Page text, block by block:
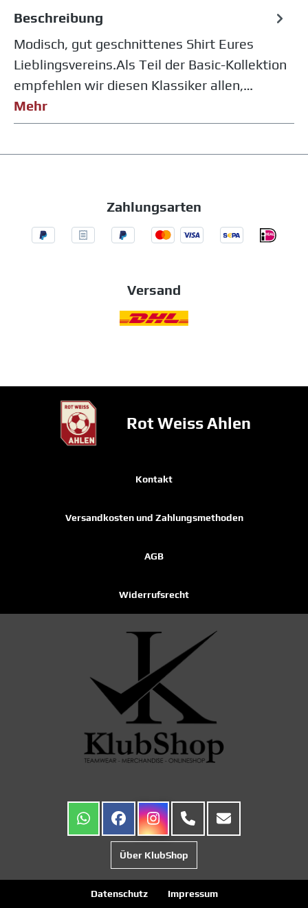
Beschreibung
Modisch, gut geschnittenes Shirt Eures
Lieblingsvereins.Als Teil der Basic-Kollektion
empfehlen wir diesen Klassiker allen,…
Mehr
Zahlungsarten
Versand
Rot Weiss Ahlen
Kontakt
Versandkosten und Zahlungsmethoden
AGB
Widerrufsrecht
Über KlubShop
Datenschutz Impressum